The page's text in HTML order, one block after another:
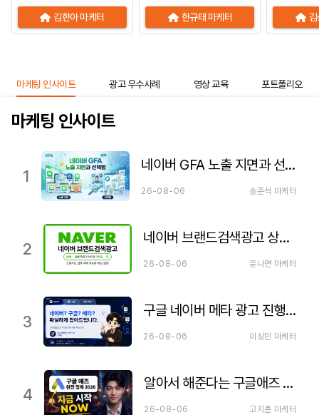
김한아 마케터 한규태 마케터
마케팅 인사이트 광고 우수사례 영상 교육 포트폴리오
마케팅 인사이트
1
네이버 GFA 노출 지면과 선택법
26-08-06 송준석 마케터
2
네이버 브랜드검색광고 상품 특징 설명&검색광고와 차이점
26-08-06 윤나연 마케터
3
구글 네이버 메타 광고 진행하기 전 꼭 알아야 될 내용
26-08-06 이상민 마케터
4
알아서 해준다는 구글애즈 세팅의 거짓말. 구글 광고 세팅 제대로 하셔야 합니다!
26-08-06 고지훈 마케터